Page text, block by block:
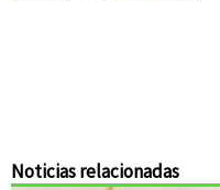
Noticias relacionadas